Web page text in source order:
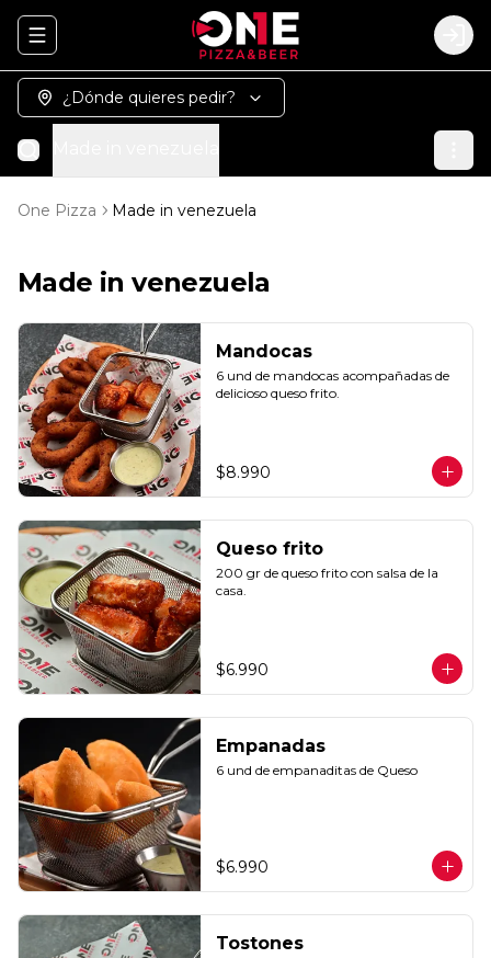
Abrir menu de navegación
¿Dónde quieres pedir?
One Pizza Made in venezuela
Made in venezuela
Mandocas
6 und de mandocas acompañadas de
delicioso queso frito.
$8.990
Queso frito
200 gr de queso frito con salsa de la
casa.
$6.990
Empanadas
6 und de empanaditas de Queso
$6.990
Tostones